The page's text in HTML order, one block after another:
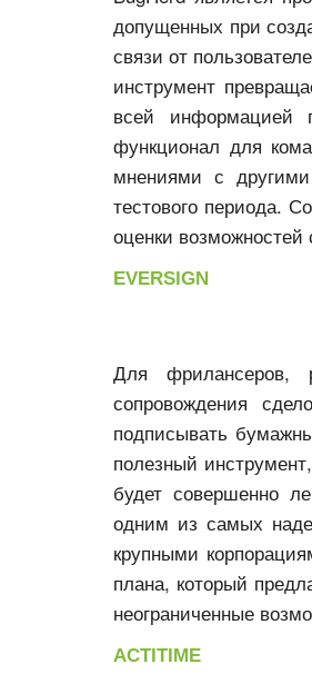
допущенных при
связи от
инструмент
всей информацией
функционал для
мнениями с
тестового периода.
оценки
EVERSIGN
Для фрилансеров,
сопровождения
подписывать
полезный
будет совершенно
одним из самых
крупными
плана, который
неограниченные
ACTITIME